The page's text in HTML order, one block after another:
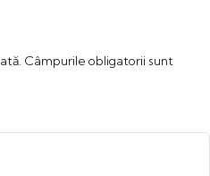
Câmpurile obligatorii sunt